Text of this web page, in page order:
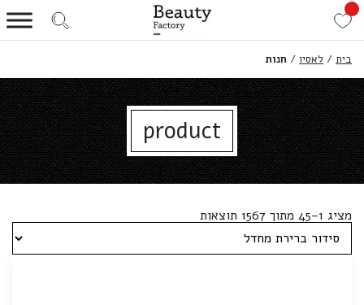
בית / לאסיו / חנות
product
מציג 1–45 מתוך 1567 תוצאות